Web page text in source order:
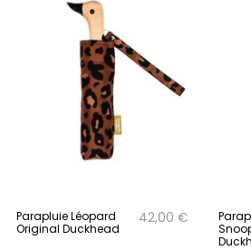
Parapluie Léopard
Original Duckhead
42,00 €